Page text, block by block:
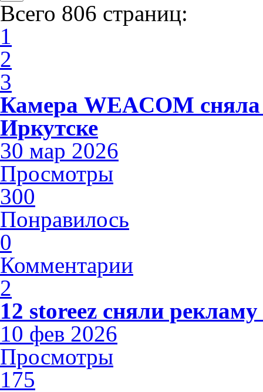
Всего 806 страниц:
1
2
3
Камера WEACOM
Иркутске
30 мар 2026
Просмотры
300
Понравилось
0
Комментарии
2
12 storeez сняли
10 фев 2026
Просмотры
175